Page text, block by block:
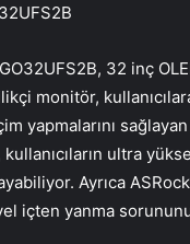
32 inç
monitör,
yapmalarını
ultra
Ayrıca
içten yanma